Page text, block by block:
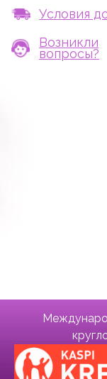
Условия
Возникли
вопросы?